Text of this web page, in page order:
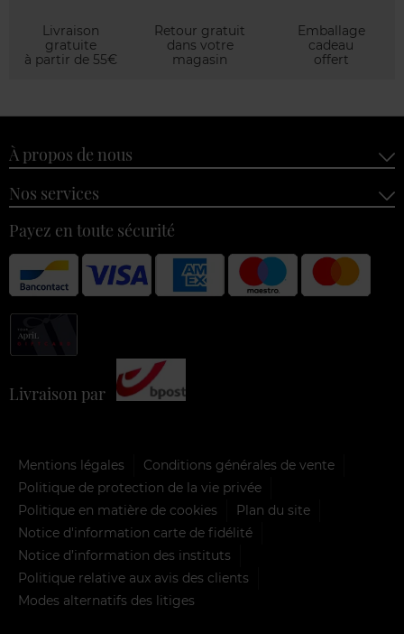
Livraison
gratuite
à partir de 55€
Retour gratuit
dans votre
magasin
Emballage
cadeau
offert
À propos de nous
Nos services
Payez en toute sécurité
Livraison par
Mentions légales
Conditions générales de vente
Politique de protection de la vie privée
Politique en matière de cookies
Plan du site
Notice d'information carte de fidélité
Notice d’information des instituts
Politique relative aux avis des clients
Modes alternatifs des litiges